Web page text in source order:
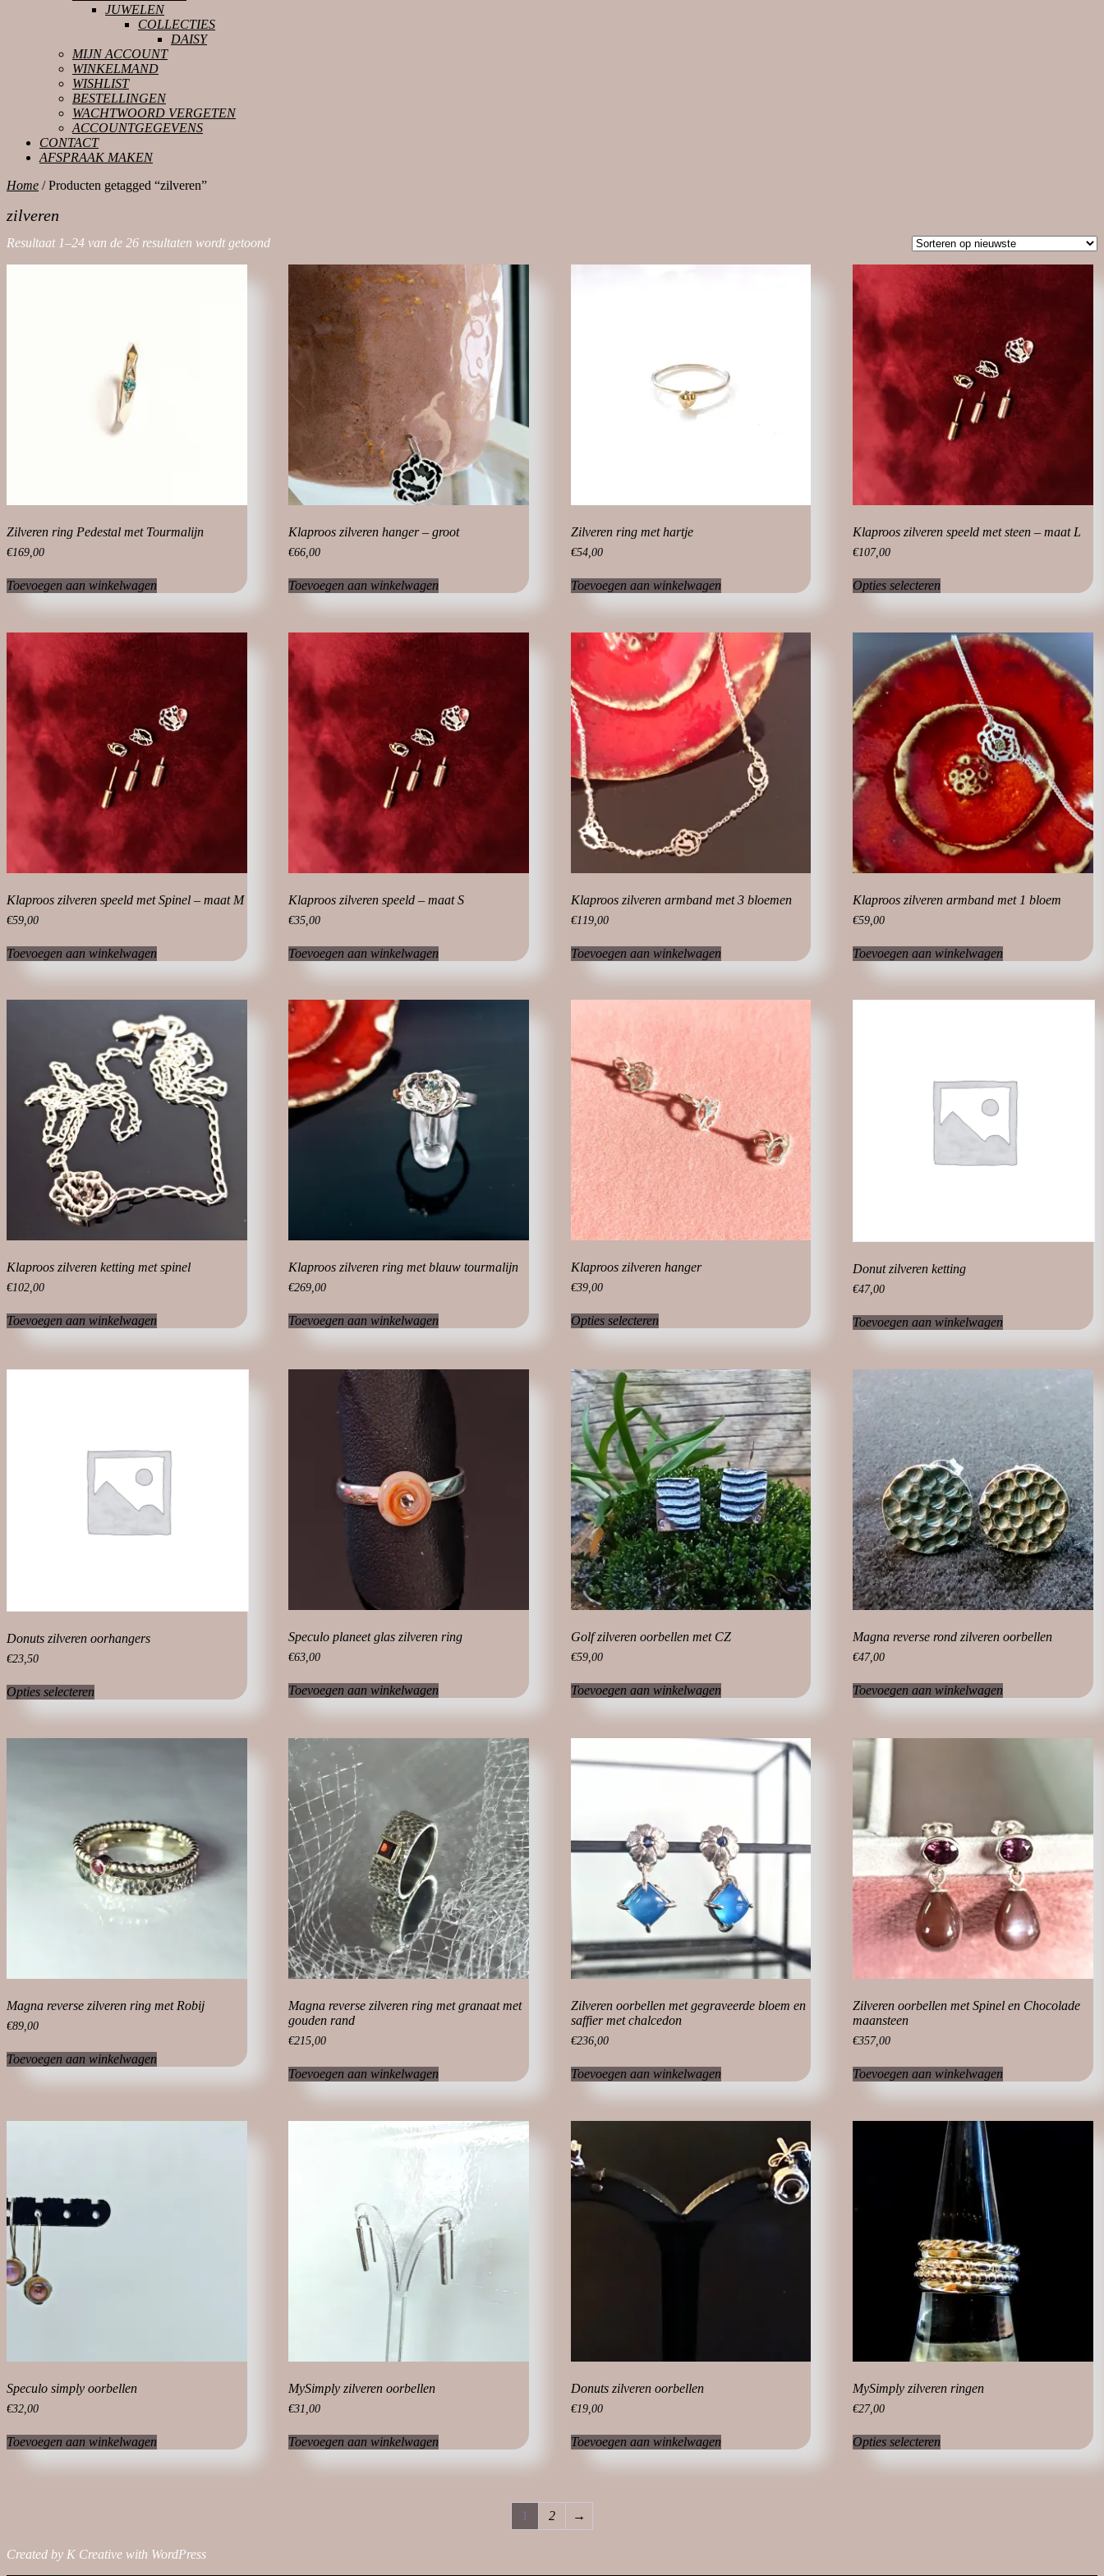
JUWELEN
COLLECTIES
DAISY
MIJN ACCOUNT
WINKELMAND
WISHLIST
BESTELLINGEN
WACHTWOORD VERGETEN
ACCOUNTGEGEVENS
CONTACT
AFSPRAAK MAKEN
CLOSE
Home / Producten getagged “zilveren”
zilveren
Resultaat 1–24 van de 26 resultaten wordt getoond
Zilveren ring Pedestal met Tourmalijn
€169,00
Toevoegen aan winkelwagen
Klaproos zilveren hanger – groot
€66,00
Toevoegen aan winkelwagen
Zilveren ring met hartje
€54,00
Toevoegen aan winkelwagen
Klaproos zilveren speeld met steen – maat L
€107,00
Opties selecterenproduct
variaties.
Deze
optie
gekozen
worden
op
productpagina
Klaproos zilveren speeld met Spinel – maat M
€59,00
Toevoegen aan winkelwagen
Klaproos zilveren speeld – maat S
€35,00
Toevoegen aan winkelwagen
Klaproos zilveren armband met 3 bloemen
€119,00
Toevoegen aan winkelwagen
Klaproos zilveren armband met 1 bloem
€59,00
Toevoegen aan winkelwagen
Klaproos zilveren ketting met spinel
€102,00
Toevoegen aan winkelwagen
Klaproos zilveren ring met blauw tourmalijn
€269,00
Toevoegen aan winkelwagen
Klaproos zilveren hanger
€39,00
Opties selecterenproduct
Deze
optie
kan
gekozen
worden
op
de
productpagina
Donut zilveren ketting
€47,00
Toevoegen aan winkelwagen
Donuts zilveren oorhangers
€23,50
Opties selecteren
variaties.
op
de
productpagina
Speculo planeet glas zilveren ring
€63,00
Toevoegen aan winkelwagen
Golf zilveren oorbellen met CZ
€59,00
Toevoegen aan winkelwagen
Magna reverse rond zilveren oorbellen
€47,00
Toevoegen aan winkelwagen
Magna reverse zilveren ring met Robij
€89,00
Toevoegen aan winkelwagen
Magna reverse zilveren ring met granaat met
gouden rand
€215,00
Toevoegen aan winkelwagen
Zilveren oorbellen met gegraveerde bloem en
saffier met chalcedon
€236,00
Toevoegen aan winkelwagen
Zilveren oorbellen met Spinel en Chocolade
maansteen
€357,00
Toevoegen aan winkelwagen
Speculo simply oorbellen
€32,00
Toevoegen aan winkelwagen
MySimply zilveren oorbellen
€31,00
Toevoegen aan winkelwagen
Donuts zilveren oorbellen
€19,00
Toevoegen aan winkelwagen
MySimply zilveren ringen
€27,00
Opties selecterenproduct
1 2 →
Created by K Creative with WordPress